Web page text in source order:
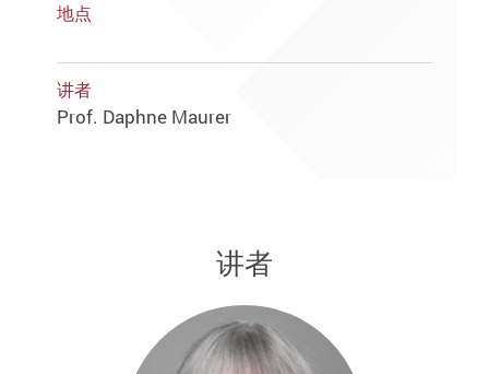
地点
讲者
Prof. Daphne Maurer
讲者